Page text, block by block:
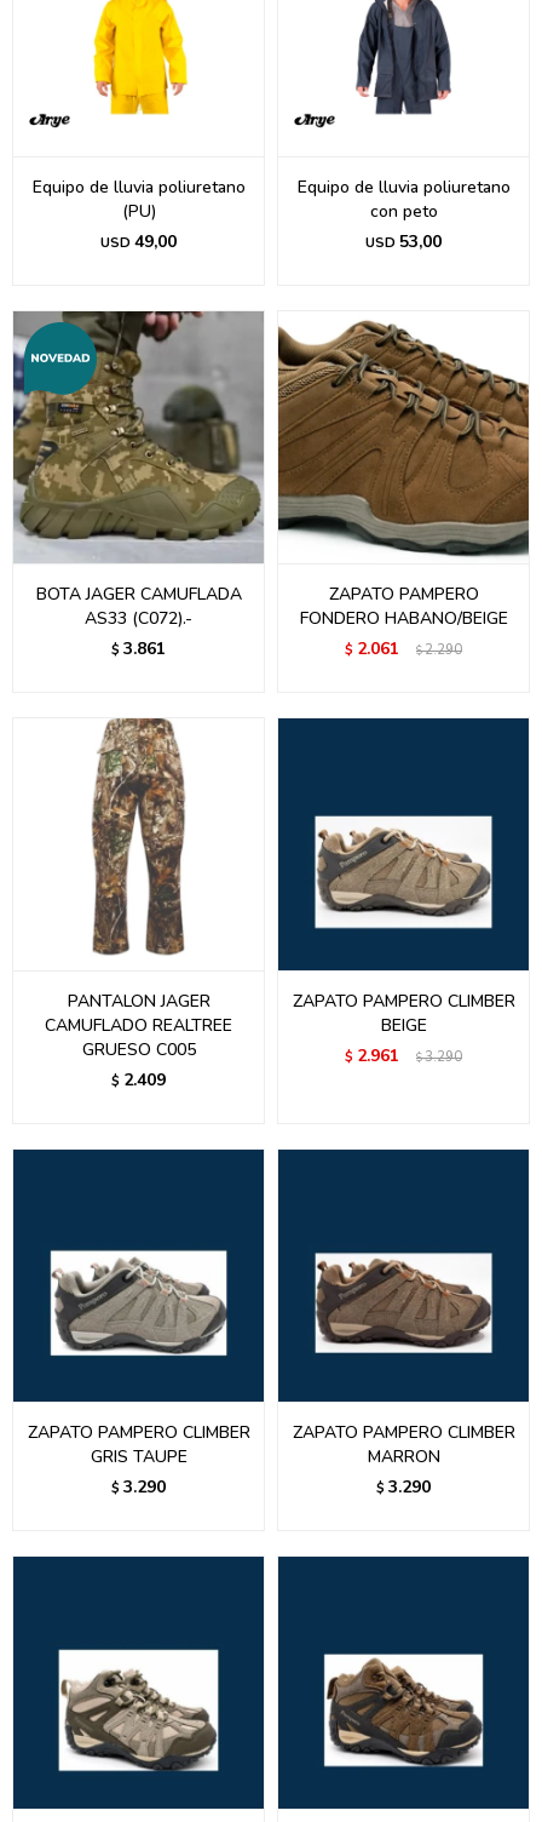
Equipo de lluvia poliuretano
(PU)
USD 49,00
Equipo de lluvia poliuretano
con peto
USD 53,00
BOTA JAGER CAMUFLADA
AS33 (C072).-
$ 3.861
ZAPATO PAMPERO
FONDERO HABANO/BEIGE
$ 2.061 $2.290
PANTALON JAGER
CAMUFLADO REALTREE
GRUESO C005
$ 2.409
ZAPATO PAMPERO CLIMBER
BEIGE
$ 2.961 $3.290
ZAPATO PAMPERO CLIMBER
GRIS TAUPE
$ 3.290
ZAPATO PAMPERO CLIMBER
MARRON
$ 3.290